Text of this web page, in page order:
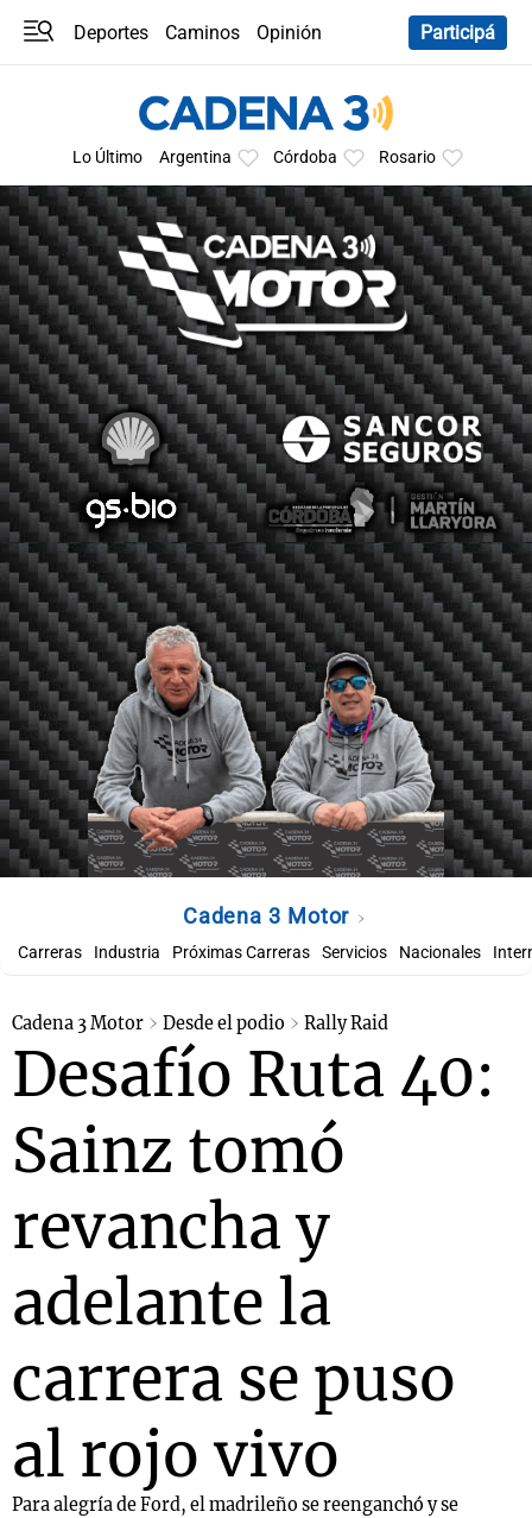
Deportes Caminos
Opinión
Participá
Lo Último Argentina Córdoba Rosario
Cadena 3 Motor
Carreras Industria Próximas Carreras Servicios Nacionales
Cadena 3 Motor Desde el podio Rally Raid
Desafío Ruta 40:
Sainz tomó
revancha y
adelante la
carrera se puso
al rojo vivo
Para alegría de Ford, el madrileño se reenganchó y se
Mundial 2026